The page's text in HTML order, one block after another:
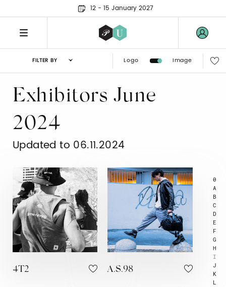
12 - 15 January 2027
FILTER BY Logo Image
0
A
B
C
D
E
F
G
H
I
J
K
L
Exhibitors June
2024
Updated to 06.11.2024
4T2 A.S.98